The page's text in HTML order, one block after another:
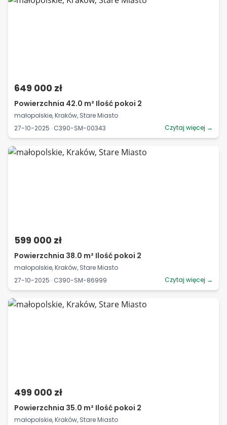
649 000 zł
Powierzchnia 42.0 m² Ilość pokoi 2
małopolskie, Kraków, Stare Miasto
27-10-2025 · C390-SM-00343
Czytaj więcej →
599 000 zł
Powierzchnia 38.0 m² Ilość pokoi 2
małopolskie, Kraków, Stare Miasto
27-10-2025 · C390-SM-86999
Czytaj więcej →
499 000 zł
Powierzchnia 35.0 m² Ilość pokoi 2
małopolskie, Kraków, Stare Miasto